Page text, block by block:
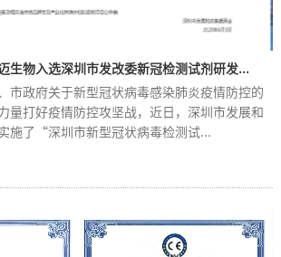
生物入选深圳市发改委新冠检测试剂研发...
市政府关于新型冠状病毒感染肺炎疫情防控的
量打好疫情防控攻坚战，近日，深圳市发展和
施了“深圳市新型冠状病毒检测试...